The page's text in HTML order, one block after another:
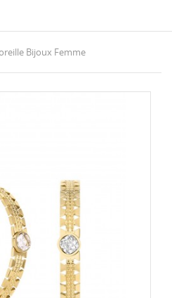
Bijoux Femme